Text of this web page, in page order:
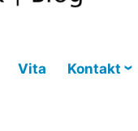
Vita Kontakt